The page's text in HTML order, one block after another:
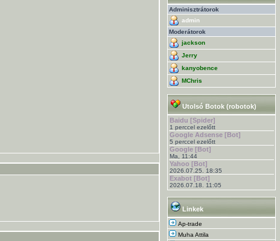
Adminisztrátorok
admin
Moderátorok
jackson
Jerry
kanyobence
MChris
Utolsó Botok (robotok)
Baidu [Spider]
1 perccel ezelőtt
Google Adsense [Bot]
5 perccel ezelőtt
Google [Bot]
Ma, 11:44
Yahoo [Bot]
2026.07.25. 18:35
Exabot [Bot]
2026.07.18. 11:05
Linkek
Ap-trade
Muha Attila